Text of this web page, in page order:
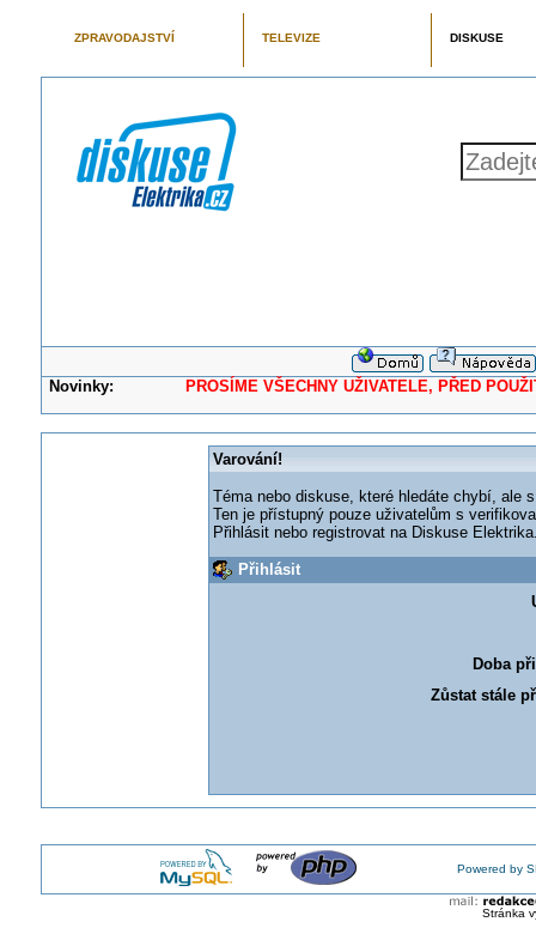
ZPRAVODAJSTVÍ TELEVIZE DISKUSE
Novinky: PROSÍME VŠECHNY UŽIVATELE, PŘED
Varování!
Téma nebo diskuse, které hledáte chybí, ale
Ten je přístupný pouze uživatelům s
Přihlásit nebo registrovat na Diskuse
Přihlásit
Doba
Zůstat stále
Powered by
Stránka